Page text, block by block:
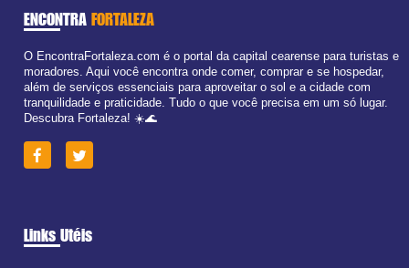
ENCONTRA FORTALEZA
O EncontraFortaleza.com é o portal da capital cearense para turistas e
moradores. Aqui você encontra onde comer, comprar e se hospedar,
além de serviços essenciais para aproveitar o sol e a cidade com
tranquilidade e praticidade. Tudo o que você precisa em um só lugar.
Descubra Fortaleza! ☀️🌊
Links Utéis